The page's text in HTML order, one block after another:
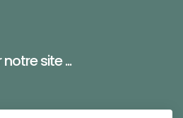
site ...